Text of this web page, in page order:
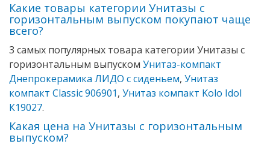
Какие товары категории Унитазы с
горизонтальным выпуском покупают чаще
всего?
3 самых популярных товара категории Унитазы с
горизонтальным выпуском Унитаз-компакт
Днепрокерамика ЛИДО с сиденьем, Унитаз
компакт Classic 906901, Унитаз компакт Kolo Idol
К19027.
Какая цена на Унитазы с горизонтальным
выпуском?